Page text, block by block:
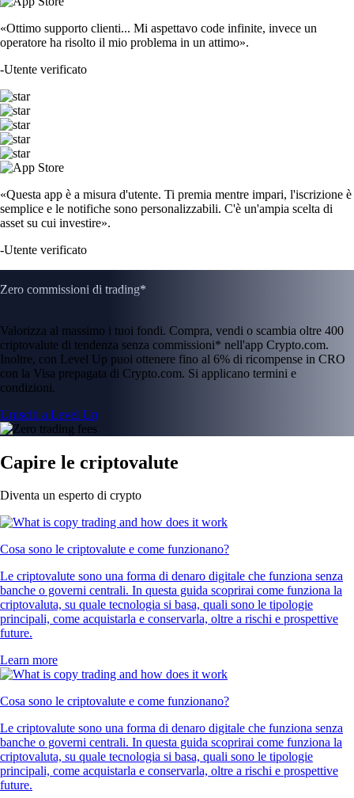
«Ottimo supporto clienti... Mi aspettavo code infinite, invece un
operatore ha risolto il mio problema in un attimo».
-Utente verificato
«Questa app è a misura d'utente. Ti premia mentre impari, l'iscrizione è
semplice e le notifiche sono personalizzabili. C'è un'ampia scelta di
asset su cui investire».
-Utente verificato
Zero commissioni di trading*
Valorizza al massimo i tuoi fondi. Compra, vendi o scambia oltre 400
criptovalute di tendenza senza commissioni* nell'app Crypto.com.
Inoltre, con Level Up puoi ottenere fino al 6% di ricompense in CRO
con la Visa prepagata di Crypto.com. Si applicano termini e
condizioni.
Unisciti a Level Up
Capire le criptovalute
Diventa un esperto di crypto
Cosa sono le criptovalute e come funzionano?
Le criptovalute sono una forma di denaro digitale che funziona senza
banche o governi centrali. In questa guida scoprirai come funziona la
criptovaluta, su quale tecnologia si basa, quali sono le tipologie
principali, come acquistarla e conservarla, oltre a rischi e prospettive
future.
Learn more
Cosa sono le criptovalute e come funzionano?
Le criptovalute sono una forma di denaro digitale che funziona senza
banche o governi centrali. In questa guida scoprirai come funziona la
criptovaluta, su quale tecnologia si basa, quali sono le tipologie
principali, come acquistarla e conservarla, oltre a rischi e prospettive
future.